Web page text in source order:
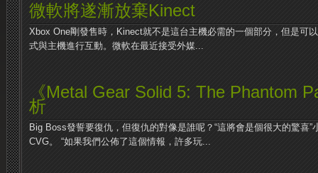
微軟將遂漸放棄Kinect
Xbox One剛發售時，Kinect就不是這台主機必需的一個部分，但是可
式與主機進行互動。微軟在最近接受外媒...
《Metal Gear Solid 5: The Phantom
析
Big Boss發誓要復仇，但復仇的對像是誰呢？“這將會是個很大的驚喜
CVG。 “如果我們公佈了這個情報，許多玩...